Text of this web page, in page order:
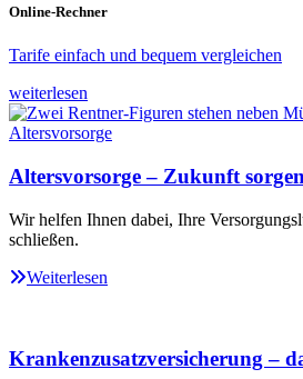
Online-Rechner
Tarife einfach und bequem vergleichen
weiterlesen
Altersvorsorge – Zukunft
Wir helfen Ihnen dabei, Ihre
schließen.
Weiterlesen
Krankenzusatzversicherung –